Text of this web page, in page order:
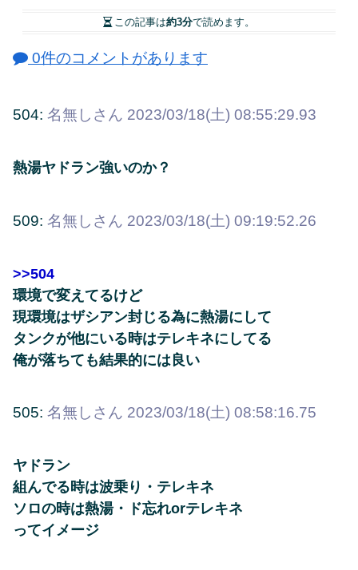
この記事は約3分で読めます。
0件のコメントがあります
504: 名無しさん 2023/03/18(土) 08:55:29.93
熱湯ヤドラン強いのか？
509: 名無しさん 2023/03/18(土) 09:19:52.26
>>504
環境で変えてるけど
現環境はザシアン封じる為に熱湯にして
タンクが他にいる時はテレキネにしてる
俺が落ちても結果的には良い
505: 名無しさん 2023/03/18(土) 08:58:16.75
ヤドラン
組んでる時は波乗り・テレキネ
ソロの時は熱湯・ド忘れorテレキネ
ってイメージ